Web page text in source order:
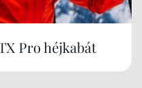
Pro héjkabát